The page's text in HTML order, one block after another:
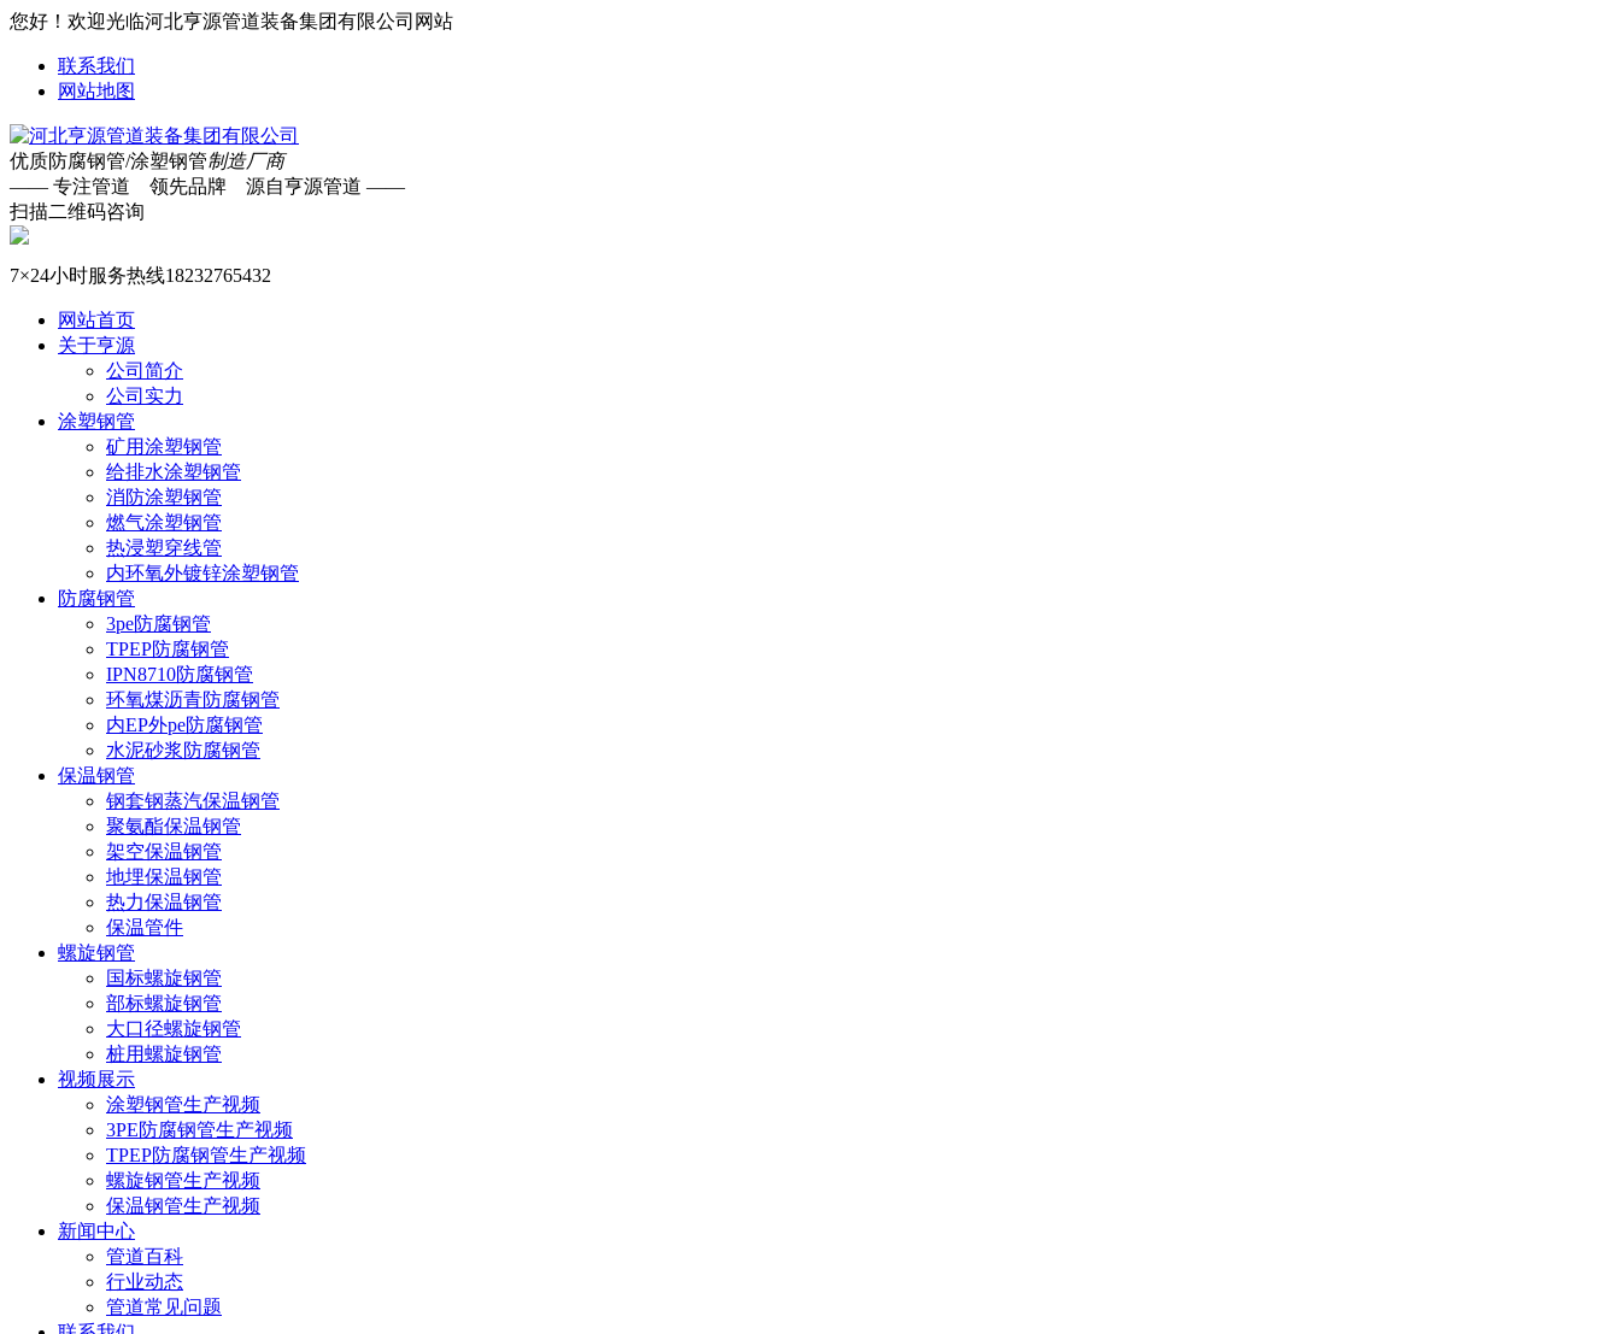
您好！欢迎光临河北亨源管道装备集团有限公司网站
联系我们
网站地图
优质防腐钢管/涂塑钢管制造厂商
—— 专注管道 领先品牌 源自亨源管道 ——
扫描二维码咨询
7×24小时服务热线18232765432
网站首页
关于亨源
公司简介
公司实力
涂塑钢管
矿用涂塑钢管
给排水涂塑钢管
消防涂塑钢管
燃气涂塑钢管
热浸塑穿线管
内环氧外镀锌涂塑钢管
防腐钢管
3pe防腐钢管
TPEP防腐钢管
IPN8710防腐钢管
环氧煤沥青防腐钢管
内EP外pe防腐钢管
水泥砂浆防腐钢管
保温钢管
钢套钢蒸汽保温钢管
聚氨酯保温钢管
架空保温钢管
地埋保温钢管
热力保温钢管
保温管件
螺旋钢管
国标螺旋钢管
部标螺旋钢管
大口径螺旋钢管
桩用螺旋钢管
视频展示
涂塑钢管生产视频
3PE防腐钢管生产视频
TPEP防腐钢管生产视频
螺旋钢管生产视频
保温钢管生产视频
新闻中心
管道百科
行业动态
管道常见问题